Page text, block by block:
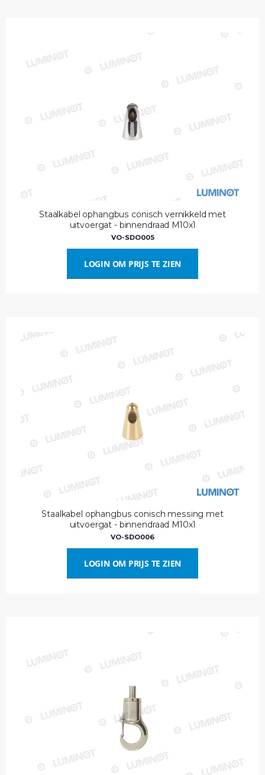
Staalkabel ophangbus conisch vernikkeld met
uitvoergat - binnendraad M10x1
VO-SDO005
LOGIN OM PRIJS TE ZIEN
Staalkabel ophangbus conisch messing met
uitvoergat - binnendraad M10x1
VO-SDO006
LOGIN OM PRIJS TE ZIEN